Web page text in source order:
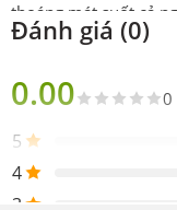
thoáng mát suốt cả
cho các đội bóng bán
Thông số kỹ
Đặc điểm
Thương
Đánh giá (0)
0.00 0
5
4
3